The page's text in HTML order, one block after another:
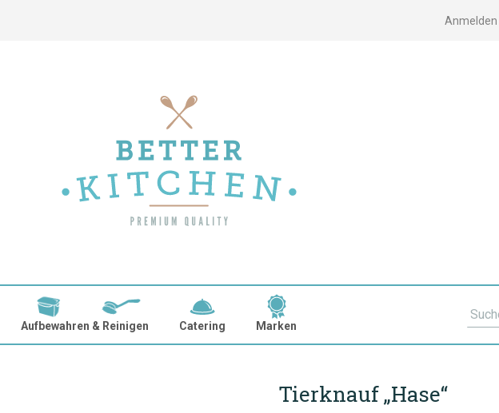
Anmelden
Aufbewahren & Reinigen Catering Marken Suche
Tierknauf „Hase“